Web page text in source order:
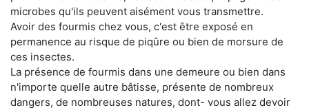
microbes qu'ils peuvent aisément vous transmettre.
Avoir des fourmis chez vous, c'est être exposé en
permanence au risque de piqûre ou bien de morsure de
ces insectes.
La présence de fourmis dans une demeure ou bien dans
n'importe quelle autre bâtisse, présente de nombreux
dangers, de nombreuses natures, dont- vous allez devoir